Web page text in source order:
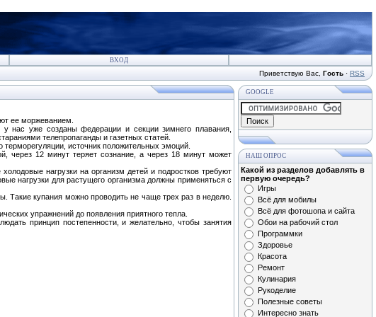
ВХОД
Приветствую Вас Гость · RSS
ее моржеванием.
нас уже созданы федерации и секции зимнего плавания,
телепропаганды и газетных статей.
источник положительных эмоций.
через 12 минут теряет сознание, а через 18 минут может
нагрузки на организм детей и подростков требуют
нагрузки для растущего организма должны применяться с
Такие купания можно проводить не чаще трех раз в неделю.
упражнений до появления приятного тепла.
принцип постепенности, и желательно, чтобы занятия
GOOGLE
НАШ ОПРОС
Какой из разделов добавлять в
первую очередь?
Игры
Всё для мобилы
Всё для фотошопа и сайта
Обои на рабочий стол
Программки
Здоровье
Красота
Ремонт
Кулинария
Рукоделие
Полезные советы
Интересно знать